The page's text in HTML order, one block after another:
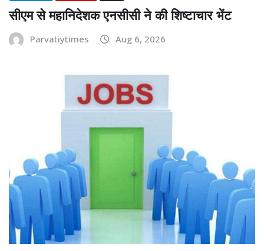
सीएम से महानिदेशक एनसीसी ने की शिष्टाचार भेंट
Parvatiytimes Aug 6, 2026